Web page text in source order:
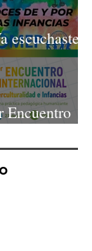
escuchaste
Podcast de